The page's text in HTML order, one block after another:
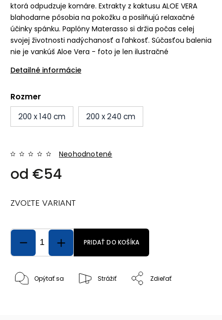
ktorá odpudzuje komáre. Extrakty z kaktusu ALOE VERA
blahodarne pôsobia na pokožku a posilňujú relaxačné
účinky spánku. Paplóny Materasso si držia počas celej
svojej životnosti nadýchanosť a ľahkosť. Súčasťou balenia
nie je vankúš Aloe Vera - foto je len ilustračné
Detailné informácie
Rozmer
200 x 140 cm
200 x 240 cm
Neohodnotené
od €54
ZVOĽTE VARIANT
PRIDAŤ DO KOŠÍKA
Opýtať sa Strážiť Zdieľať